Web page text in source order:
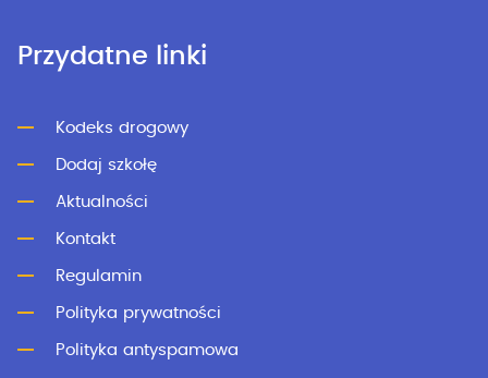
Przydatne linki
Kodeks drogowy
Dodaj szkołę
Aktualności
Kontakt
Regulamin
Polityka prywatności
Polityka antyspamowa